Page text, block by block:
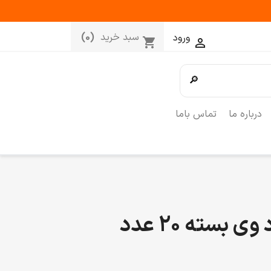
 ورود shopping_cart سبد خرید (0)
🔎
درباره ما تماس باما
هات چاکلت گود وی بسته 20 عدد